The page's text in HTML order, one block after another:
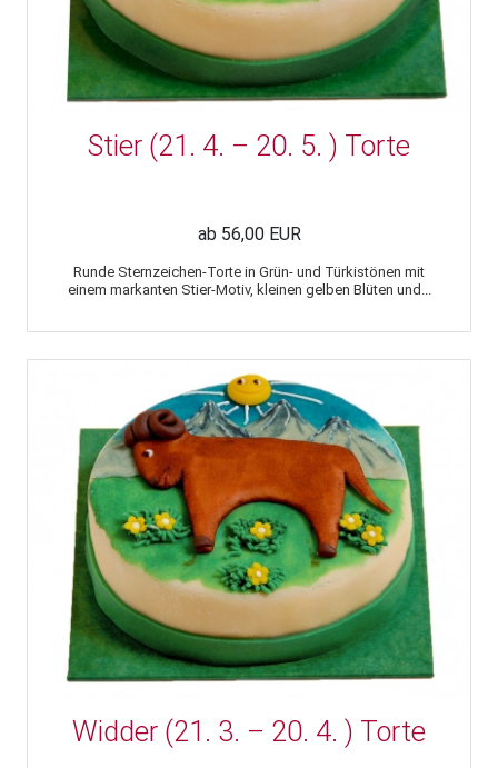
Stier (21. 4. – 20. 5. ) Torte
ab 56,00 EUR
Runde Sternzeichen-Torte in Grün- und Türkistönen mit
einem markanten Stier-Motiv, kleinen gelben Blüten und...
Widder (21. 3. – 20. 4. ) Torte